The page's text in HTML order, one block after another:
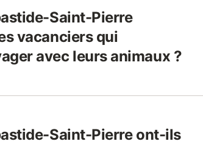
Saint-Pierre
vacanciers qui
avec leurs animaux ?
Saint-Pierre ont-ils